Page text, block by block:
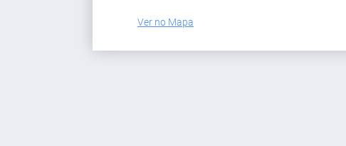
Ver no Mapa